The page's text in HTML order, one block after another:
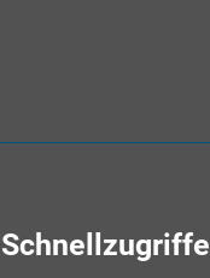
Schnellzugriffe